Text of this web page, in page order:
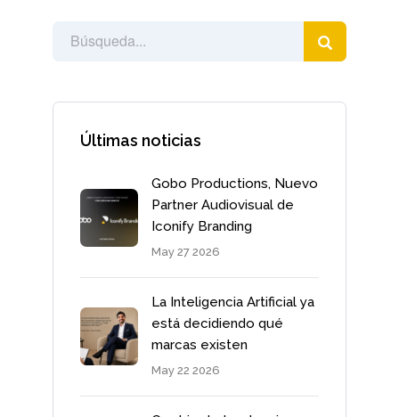
Últimas noticias
Gobo Productions, Nuevo
Partner Audiovisual de
Iconify Branding
May 27 2026
La Inteligencia Artificial ya
está decidiendo qué
marcas existen
May 22 2026